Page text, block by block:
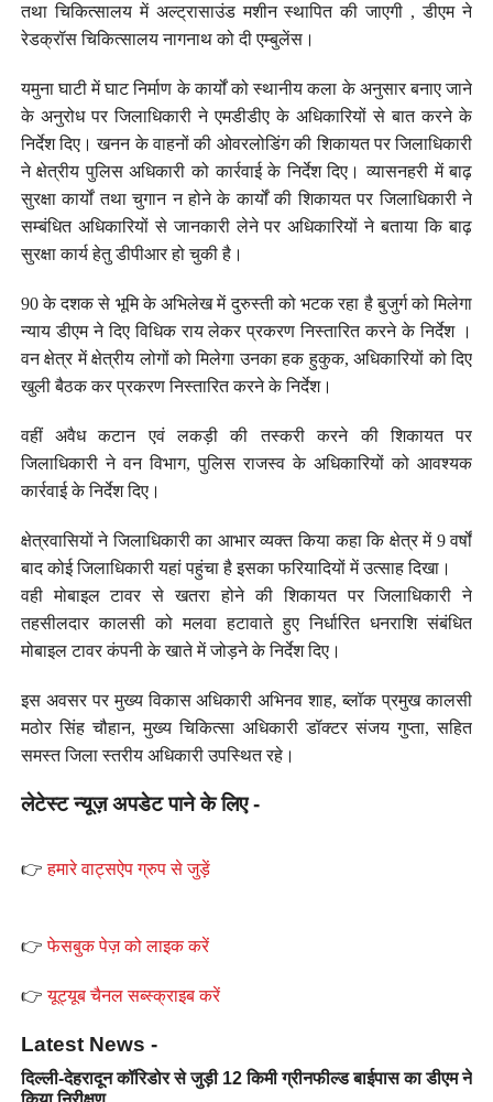
तथा चिकित्सालय में अल्ट्रासाउंड मशीन स्थापित की जाएगी , डीएम ने
रेडक्रॉस चिकित्सालय नागनाथ को दी एम्बुलेंस।
यमुना घाटी में घाट निर्माण के कार्यों को स्थानीय कला के अनुसार बनाए जाने
के अनुरोध पर जिलाधिकारी ने एमडीडीए के अधिकारियों से बात करने के
निर्देश दिए। खनन के वाहनों की ओवरलोडिंग की शिकायत पर जिलाधिकारी
ने क्षेत्रीय पुलिस अधिकारी को कार्रवाई के निर्देश दिए। व्यासनहरी में बाढ़
सुरक्षा कार्यों तथा चुगान न होने के कार्यों की शिकायत पर जिलाधिकारी ने
सम्बंधित अधिकारियों से जानकारी लेने पर अधिकारियों ने बताया कि बाढ़
सुरक्षा कार्य हेतु डीपीआर हो चुकी है।
90 के दशक से भूमि के अभिलेख में दुरुस्ती को भटक रहा है बुजुर्ग को मिलेगा
न्याय डीएम ने दिए विधिक राय लेकर प्रकरण निस्तारित करने के निर्देश ।
वन क्षेत्र में क्षेत्रीय लोगों को मिलेगा उनका हक हुकुक, अधिकारियों को दिए
खुली बैठक कर प्रकरण निस्तारित करने के निर्देश।
वहीं अवैध कटान एवं लकड़ी की तस्करी करने की शिकायत पर
जिलाधिकारी ने वन विभाग, पुलिस राजस्व के अधिकारियों को आवश्यक
कार्रवाई के निर्देश दिए।
क्षेत्रवासियों ने जिलाधिकारी का आभार व्यक्त किया कहा कि क्षेत्र में 9 वर्षों
बाद कोई जिलाधिकारी यहां पहुंचा है इसका फरियादियों में उत्साह दिखा।
वही मोबाइल टावर से खतरा होने की शिकायत पर जिलाधिकारी ने
तहसीलदार कालसी को मलवा हटावाते हुए निर्धारित धनराशि संबंधित
मोबाइल टावर कंपनी के खाते में जोड़ने के निर्देश दिए।
इस अवसर पर मुख्य विकास अधिकारी अभिनव शाह, ब्लॉक प्रमुख कालसी
मठोर सिंह चौहान, मुख्य चिकित्सा अधिकारी डॉक्टर संजय गुप्ता, सहित
समस्त जिला स्तरीय अधिकारी उपस्थित रहे।
लेटेस्ट न्यूज़ अपडेट पाने के लिए -
👉हमारे वाट्सऐप ग्रुप से जुड़ें
👉फेसबुक पेज़ को लाइक करें
👉यूट्यूब चैनल सब्स्क्राइब करें
Latest News -
दिल्ली-देहरादून कॉरिडोर से जुड़ी 12 किमी ग्रीनफील्ड बाईपास का डीएम ने